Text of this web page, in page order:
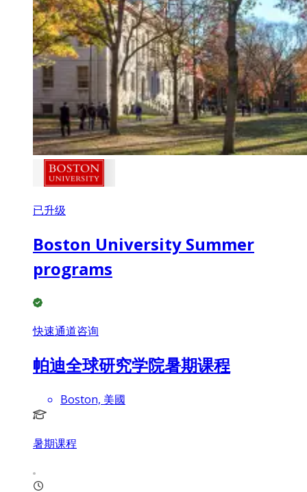
已升级
Boston University Summer
programs
快速通道咨询
帕迪全球研究学院暑期课程
Boston, 美國
暑期课程